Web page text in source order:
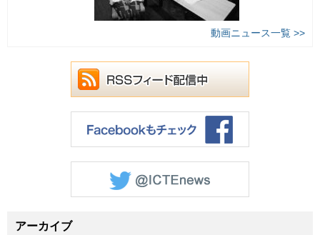
動画ニュース一覧 >>
アーカイブ